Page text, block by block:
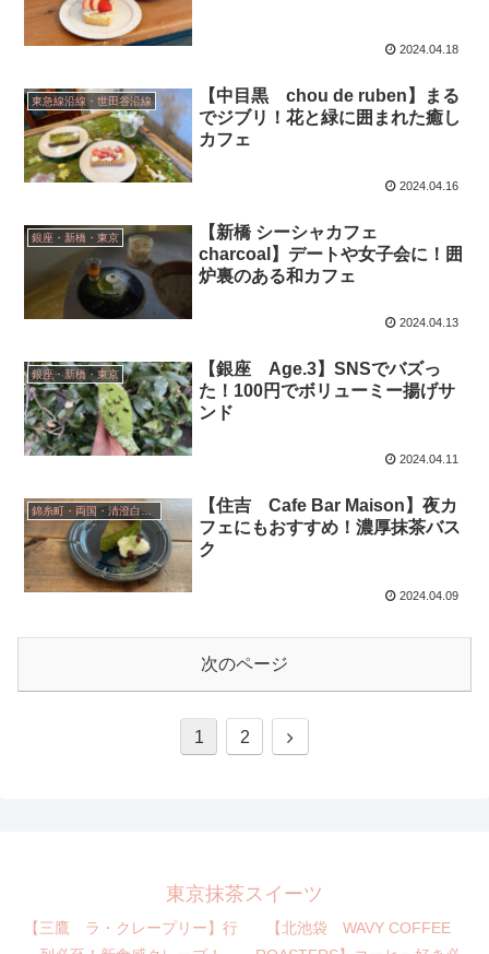
2024.04.18
東急線沿線・世田谷沿線
【中目黒 chou de ruben】まる
でジブリ！花と緑に囲まれた癒し
カフェ
2024.04.16
銀座・新橋・東京
【新橋 シーシャカフェ
charcoal】デートや女子会に！囲
炉裏のある和カフェ
2024.04.13
銀座・新橋・東京
【銀座 Age.3】SNSでバズっ
た！100円でボリューミー揚げサ
ンド
2024.04.11
錦糸町・両国・清澄白河・小岩
【住吉 Cafe Bar Maison】夜カ
フェにもおすすめ！濃厚抹茶バス
ク
2024.04.09
次のページ
1 2
東京抹茶スイーツ
【三鷹 ラ・クレープリー】行
【北池袋 WAVY COFFEE